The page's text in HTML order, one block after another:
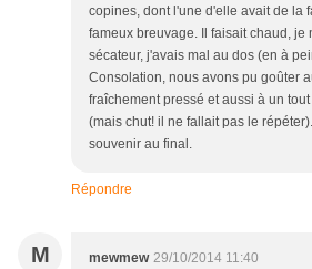
copines, dont l'une d'elle avait de la
fameux breuvage. Il faisait chaud, je
sécateur, j'avais mal au dos (en à
Consolation, nous avons pu goûter
fraîchement pressé et aussi à un
(mais chut! il ne fallait pas le
souvenir au final.
Répondre
M mewmew 29/10/2014 11:40